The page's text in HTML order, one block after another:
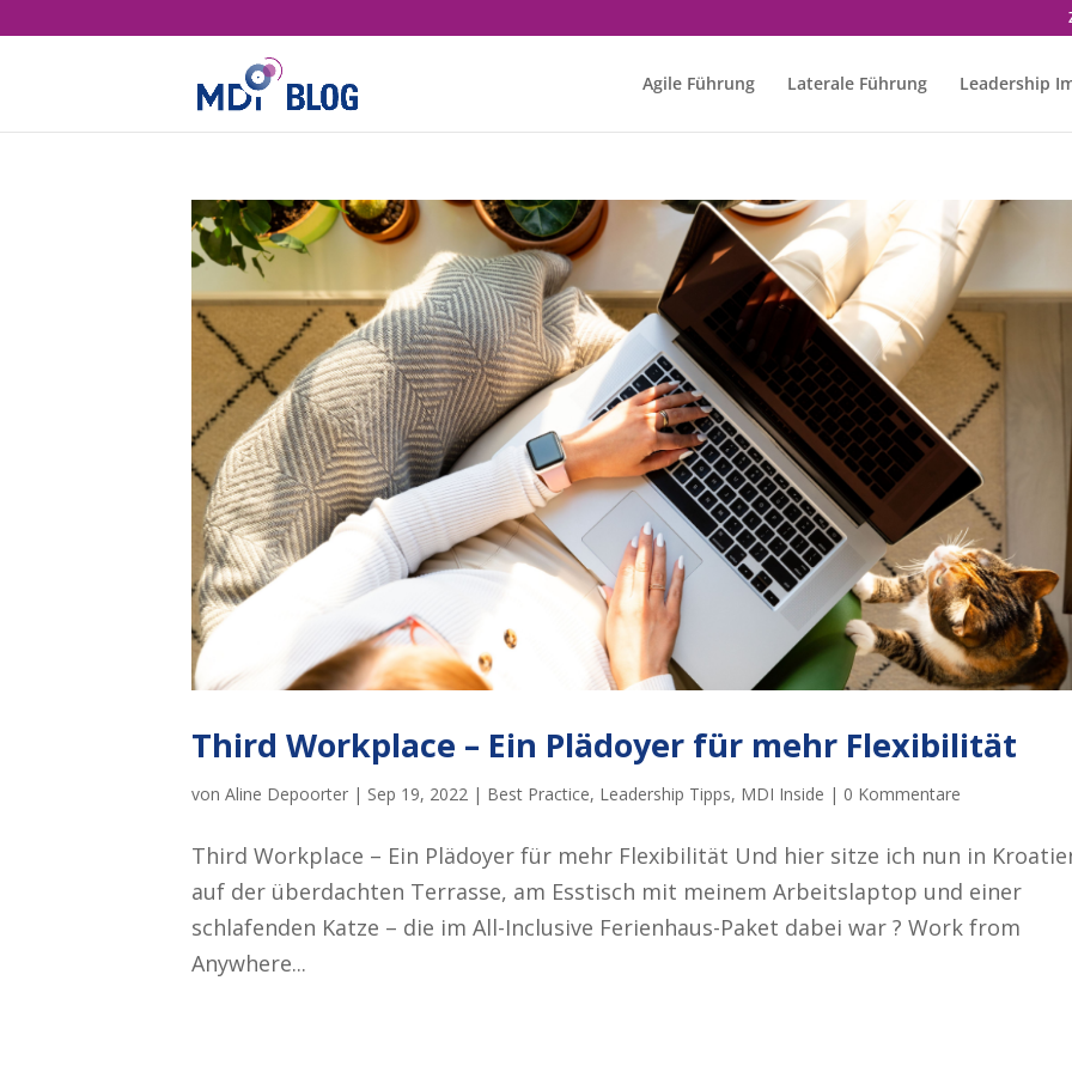
Agile Führung Laterale Führung Leadership
Third Workplace – Ein Plädoyer für mehr Flexibilität
von Aline Depoorter | Sep 19, 2022 | Best Practice, Leadership Tipps, MDI Inside | 0 Kommentare
Third Workplace – Ein Plädoyer für mehr Flexibilität Und hier sitze ich nun in
auf der überdachten Terrasse, am Esstisch mit meinem Arbeitslaptop und einer
schlafenden Katze – die im All-Inclusive Ferienhaus-Paket dabei war ? Work from
Anywhere...